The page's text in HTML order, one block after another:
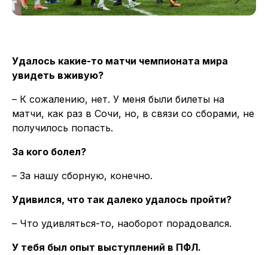
Удалось какие-то матчи чемпионата мира
увидеть вживую?
– К сожалению, нет. У меня были билеты на
матчи, как раз в Сочи, но, в связи со сборами, не
получилось попасть.
За кого болел?
– За нашу сборную, конечно.
Удивился, что так далеко удалось пройти?
– Что удивляться-то, наоборот порадовался.
У тебя был опыт выступлений в ПФЛ.